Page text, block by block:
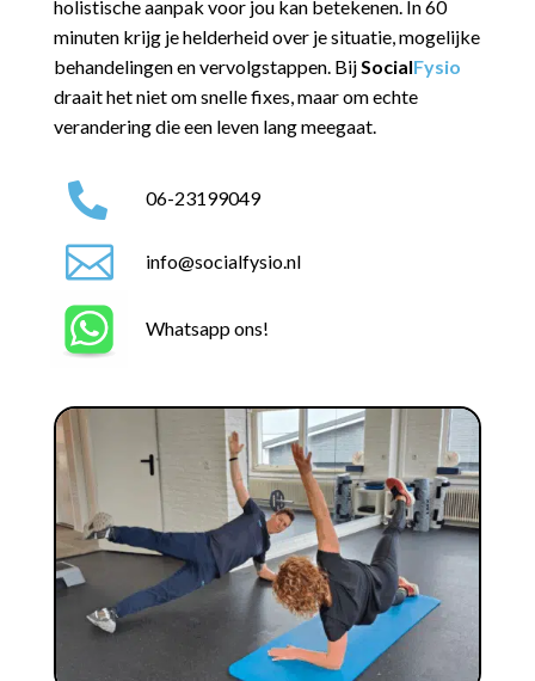
holistische aanpak voor jou kan betekenen. In 60
minuten krijg je helderheid over je situatie, mogelijke
behandelingen en vervolgstappen. BijSocialFysio
draait het niet om snelle fixes, maar om echte
verandering die een leven lang meegaat.
 06-23199049
 info@socialfysio.nl
Whatsapp ons!